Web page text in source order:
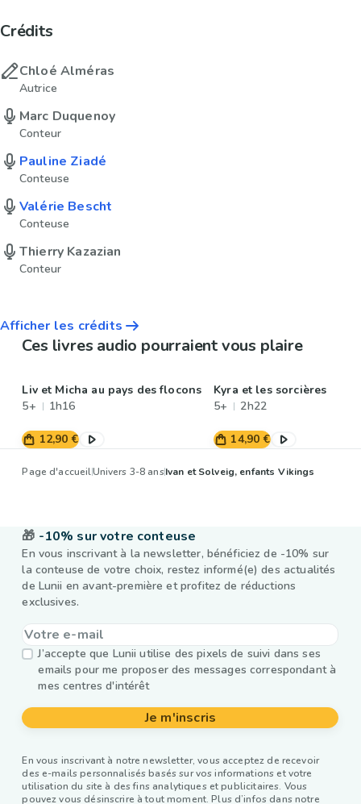
Crédits
Chloé Alméras
Autrice
Marc Duquenoy
Conteur
Pauline Ziadé
Conteuse
Valérie Bescht
Conteuse
Thierry Kazazian
Conteur
Afficher les crédits
Ces livres audio pourraient vous plaire
Liv et Micha au pays des flocons
5+
1h16
12,90 €
Kyra et les sorcières
5+
2h22
14,90 €
Page d'accueilUnivers 3-8 ansIvan et Solveig, enfants Vikings
🎁 -10% sur votre conteuse
En vous inscrivant à la newsletter, bénéficiez de -10% sur
la conteuse de votre choix, restez informé(e) des actualités
de Lunii en avant-première et profitez de réductions
exclusives.
J’accepte que Lunii utilise des pixels de suivi dans ses
emails pour me proposer des messages correspondant à
mes centres d'intérêt
Je m'inscris
En vous inscrivant à notre newsletter, vous acceptez de recevoir
des e-mails personnalisés basés sur vos informations et votre
utilisation du site à des fins analytiques et publicitaires. Vous
pouvez vous désinscrire à tout moment. Plus d’infos dans notre